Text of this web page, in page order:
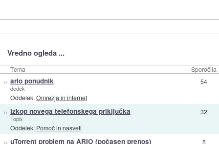
Vredno ogleda ...
Tema Sporočila
» ario ponudnik
dedek
Oddelek:Omrežja in internet
54
» Izkop novega telefonskega priključka
Topix
Oddelek: Pomoč in nasveti
32
» uTorrent problem na ARIO (počasen prenos) 5